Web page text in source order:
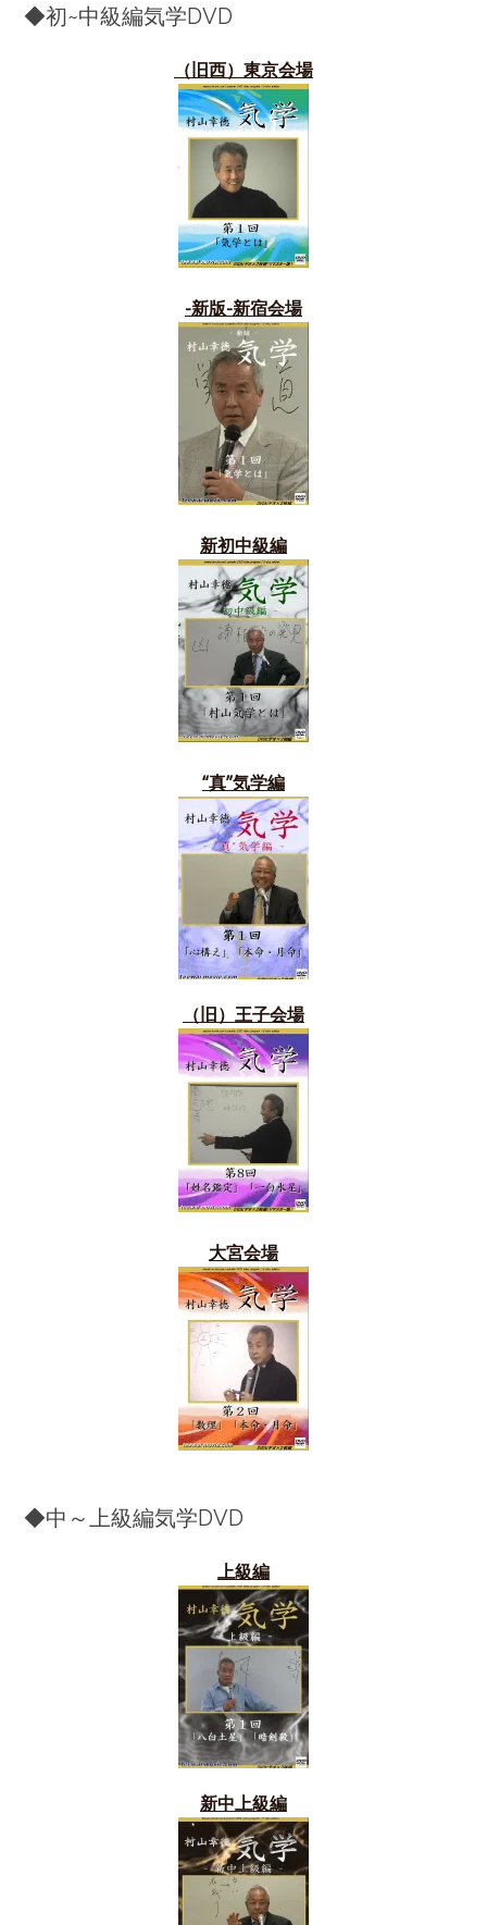
◆初~中級編気学DVD
（旧西）東京会場
-新版-新宿会場
新初中級編
“真”気学編
（旧） 王子会場
大宮会場
◆中～上級編気学DVD
上級編
新中上級編